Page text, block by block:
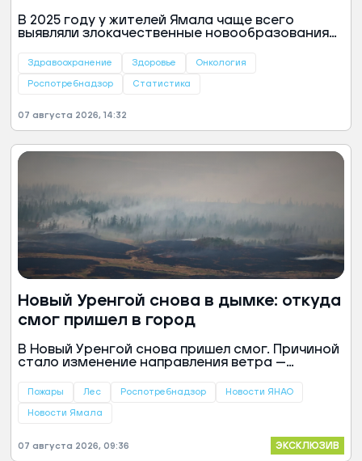
Роспотребнадзора
В 2025 году у жителей Ямала чаще всего
выявляли злокачественные новообразования
Такие данные приведены в докладе Управления
Здравоохранение Здоровье Онкология
Роспотребнадзор Статистика
07 августа 2026, 14:32
Новый Уренгой снова в дымке: откуда
смог пришел в город
В Новый Уренгой снова пришел смог. Причиной
стало изменение направления ветра —
пожаров, которые действуют в соседних
территории города нет, сообщили «Ямал-
муниципалитета.
Пожары Лес Роспотребнадзор Новости ЯНАО
Новости Ямала
07 августа 2026, 09:36 ЭКСКЛЮЗИВ